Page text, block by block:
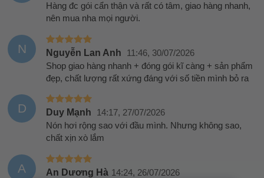
Hàng đc gói cẩn thận và rất có tâm, giao hàng nhanh,
nên mua nha mọi người.
N Nguyễn Lan Anh
11:46, 30/07/2026
Shop giao hàng nhanh + đóng gói kĩ càng + sản phẩm
đẹp, chất lượng rất xứng đáng với số tiền mình bỏ ra
D Duy Mạnh
14:17, 27/07/2026
Nón hơi rộng sao với đầu mình. Nhưng không sao,
chất xịn xò lắm
A An Dương Hà 14:24, 26/07/2026